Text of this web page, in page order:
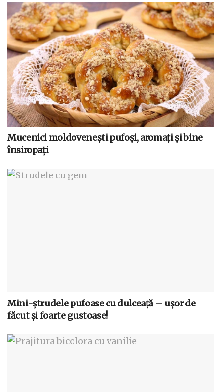
Mucenici moldovenești pufoși, aromați și bine
însiropați
Mini-ștrudele pufoase cu dulceață – ușor de
făcut și foarte gustoase!